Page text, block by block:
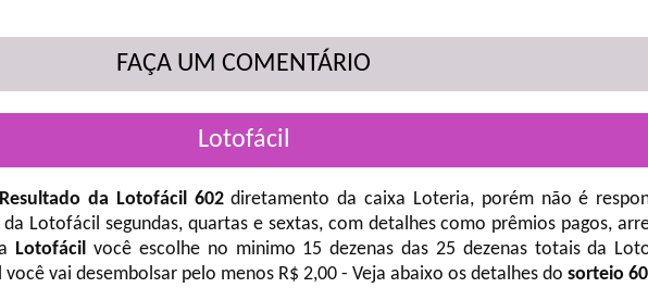
FAÇA UM COMENTÁRIO
Lotofácil
Resultado da Lotofácil 602diretamento da caixa Loteria, porém não é
da Lotofácil segundas, quartas e sextas, com detalhes como prêmios pagos,
Lotofácil você escolhe no minimo 15 dezenas das 25 dezenas totais da
vai desembolsar pelo menos R$ 2,00 - Veja abaixo os detalhes do sorteio